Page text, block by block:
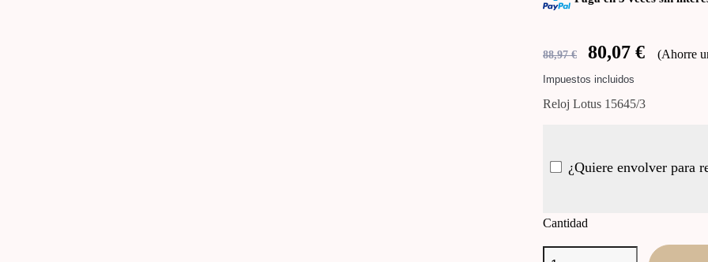
88,97 € 80,07 € Ahorre
Impuestos incluidos
Reloj Lotus 15645/3
¿Quiere envolver para
Cantidad